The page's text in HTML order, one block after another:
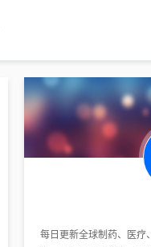
每日更新全球制药、医疗